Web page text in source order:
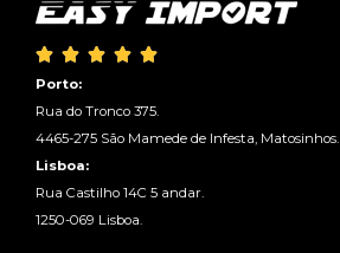
    
Porto:
Rua do Tronco 375.
4465-275 São Mamede de Infesta, Matosinhos.
Lisboa:
Rua Castilho 14C 5 andar.
1250-069 Lisboa.